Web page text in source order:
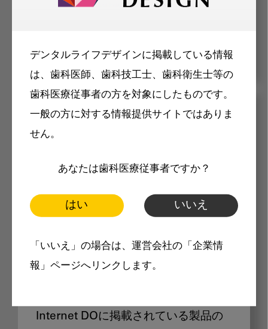
デンタルライフデザインに掲載している情報
は、歯科医師、歯科技工士、歯科衛生士等の
歯科医療従事者の方を対象にしたものです。
一般の方に対する情報提供サイトではありま
せん。
あなたは歯科医療従事者ですか？
はい いいえ
「いいえ」の場合は、運営会社の「企業情
報」ページへリンクします。
メリット
製品価格も閲覧可能
Internet DOに掲載されている製品の